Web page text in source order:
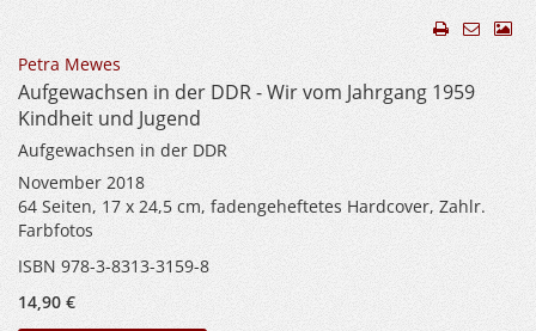
Petra Mewes
Aufgewachsen in der DDR - Wir vom Jahrgang 1959
Kindheit und Jugend
Aufgewachsen in der DDR
November 2018
64 Seiten, 17 x 24,5 cm, fadengeheftetes Hardcover, Zahlr.
Farbfotos
ISBN 978-3-8313-3159-8
14,90 €